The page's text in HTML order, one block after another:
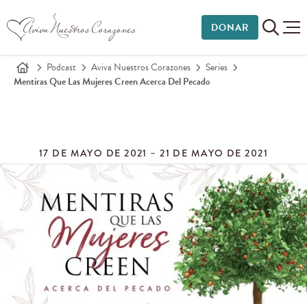
DONAR
Podcast Aviva Nuestros Corazones
Series
Mentiras Que Las Mujeres Creen Acerca Del Pecado
17 DE MAYO DE 2021 – 21 DE MAYO DE 2021